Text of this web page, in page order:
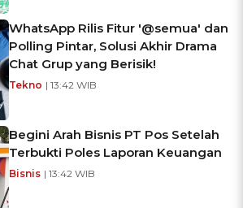
WhatsApp Rilis Fitur '@semua' dan
Polling Pintar, Solusi Akhir Drama
Chat Grup yang Berisik!
Tekno | 13:42 WIB
Begini Arah Bisnis PT Pos Setelah
Terbukti Poles Laporan Keuangan
Bisnis | 13:42 WIB